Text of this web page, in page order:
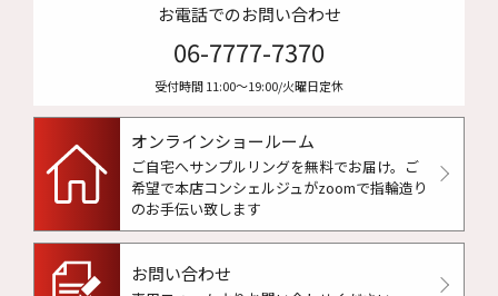
お電話でのお問い合わせ
06-7777-7370
受付時間 11:00〜19:00/火曜日定休
オンラインショールーム
ご自宅へサンプルリングを無料でお届け。 ご
希望で本店コンシェルジュがzoomで指輪造り
のお手伝い致します
お問い合わせ